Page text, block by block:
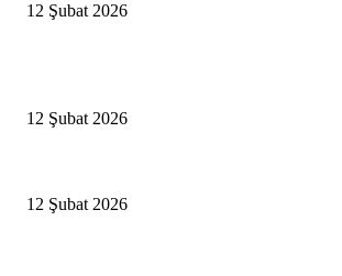
12 Şubat 2026
12 Şubat 2026
12 Şubat 2026